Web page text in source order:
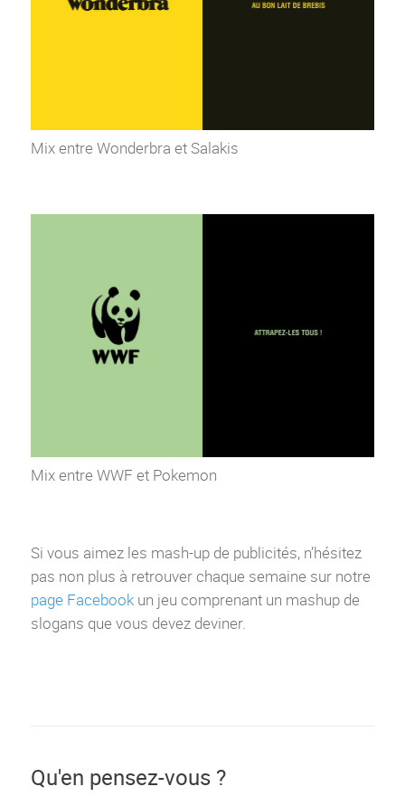
Mix entre Wonderbra et Salakis
Mix entre WWF et Pokemon
Si vous aimez les mash-up de publicités, n’hésitez
pas non plus à retrouver chaque semaine sur notre
page Facebook un jeu comprenant un mashup de
slogans que vous devez deviner.
Qu'en pensez-vous ?